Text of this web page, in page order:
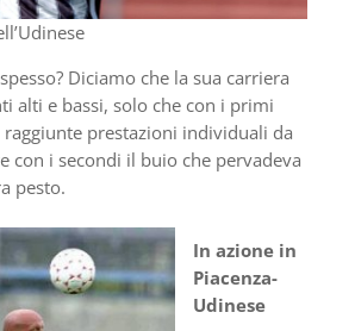
Diciamo che la sua carriera
alti e bassi, solo che con i primi
prestazioni individuali da
con i secondi il buio che pervadeva
pesto.
In azione in
Piacenza-
Udinese